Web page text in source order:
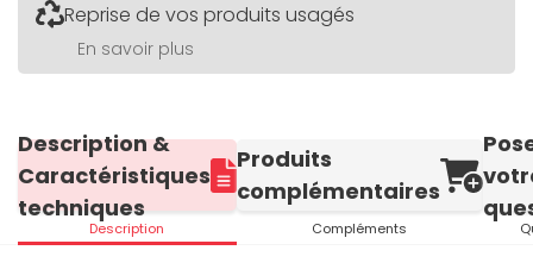
Reprise de vos produits usagés
En savoir plus
Description &
Caractéristiques
techniques
Description
Produits
complémentaires
Compléments